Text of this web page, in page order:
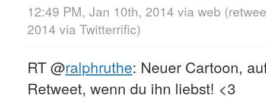
12:49 PM, Jan 10th, 2014 via web
2014 via Twitterrific)
RT@ralphruthe: Neuer Cartoon,
Retweet, wenn du ihn liebst! <3